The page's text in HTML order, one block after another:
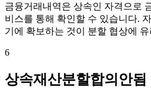
금융거래내역은 상속인 자격으로
비스를 통해 확인할 수 있습니다.
기에 확보하는 것이 분할 협상에
6
상속재산분할합의안